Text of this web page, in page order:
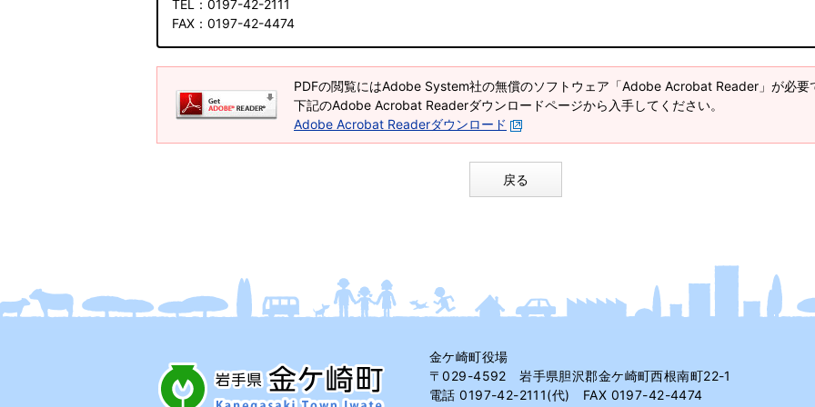
TEL
：0197-42-2111
FAX ：0197-42-4474
PDFの閲覧にはAdobe System社の無償のソフトウェア「Adobe Acrobat Reader」が必要
下記のAdobe Acrobat Readerダウンロードページから入手してください。
Adobe Acrobat Readerダウンロード
戻る
金ケ崎町役場
〒029-4592 岩手県胆沢郡金ケ崎町西根南町22-1
電話 0197-42-2111(代) FAX 0197-42-4474